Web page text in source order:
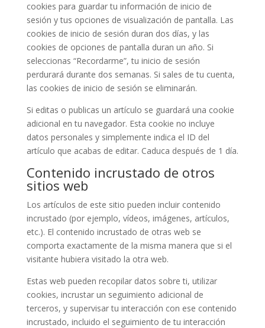
cookies para guardar tu información de inicio de
sesión y tus opciones de visualización de pantalla. Las
cookies de inicio de sesión duran dos días, y las
cookies de opciones de pantalla duran un año. Si
seleccionas “Recordarme”, tu inicio de sesión
perdurará durante dos semanas. Si sales de tu cuenta,
las cookies de inicio de sesión se eliminarán.
Si editas o publicas un artículo se guardará una cookie
adicional en tu navegador. Esta cookie no incluye
datos personales y simplemente indica el ID del
artículo que acabas de editar. Caduca después de 1 día.
Contenido incrustado de otros
sitios web
Los artículos de este sitio pueden incluir contenido
incrustado (por ejemplo, vídeos, imágenes, artículos,
etc.). El contenido incrustado de otras web se
comporta exactamente de la misma manera que si el
visitante hubiera visitado la otra web.
Estas web pueden recopilar datos sobre ti, utilizar
cookies, incrustar un seguimiento adicional de
terceros, y supervisar tu interacción con ese contenido
incrustado, incluido el seguimiento de tu interacción